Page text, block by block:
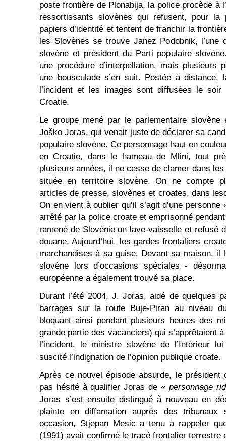
poste frontière de Plonabija, la police procède à
ressortissants slovènes qui refusent, pour la
papiers d’identité et tentent de franchir la
les Slovènes se trouve Janez Podobnik, l’une
slovène et président du Parti populaire
une procédure d’interpellation, mais plusieurs
une bousculade s’en suit. Postée à distance,
l’incident et les images sont diffusées le
Croatie.
Le groupe mené par le parlementaire
Joško Joras, qui venait juste de déclarer sa
populaire slovène. Ce personnage haut en
en Croatie, dans le hameau de Mlini, tout
plusieurs années, il ne cesse de clamer dans
située en territoire slovène. On ne compte
articles de presse, slovènes et croates, dans
On en vient à oublier qu’il s’agit d’une
arrêté par la police croate et emprisonné
ramené de Slovénie un lave-vaisselle et refusé
douane. Aujourd’hui, les gardes frontaliers
marchandises à sa guise. Devant sa maison, il
slovène lors d’occasions spéciales -
européenne a également trouvé sa place.
Durant l’été 2004, J. Joras, aidé de quelques
barrages sur la route Buje-Piran au niveau
bloquant ainsi pendant plusieurs heures des
grande partie des vacanciers) qui s’apprêtaient
l’incident, le ministre slovène de l’Intérieur
suscité l’indignation de l’opinion publique croate.
Après ce nouvel épisode absurde, le président
pas hésité à qualifier Joras de « personnage
Joras s’est ensuite distingué à nouveau en
plainte en diffamation auprès des tribunaux
occasion, Stjepan Mesic a tenu à rappeler
(1991) avait confirmé le tracé frontalier terrestre